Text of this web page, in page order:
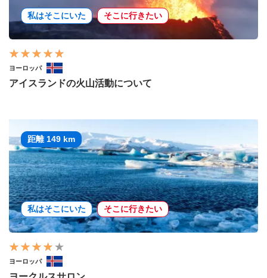
私はそこにいた そこに行きたい
ヨーロッパ
アイスランドの火山活動について
距離 149 km
私はそこにいた そこに行きたい
ヨーロッパ